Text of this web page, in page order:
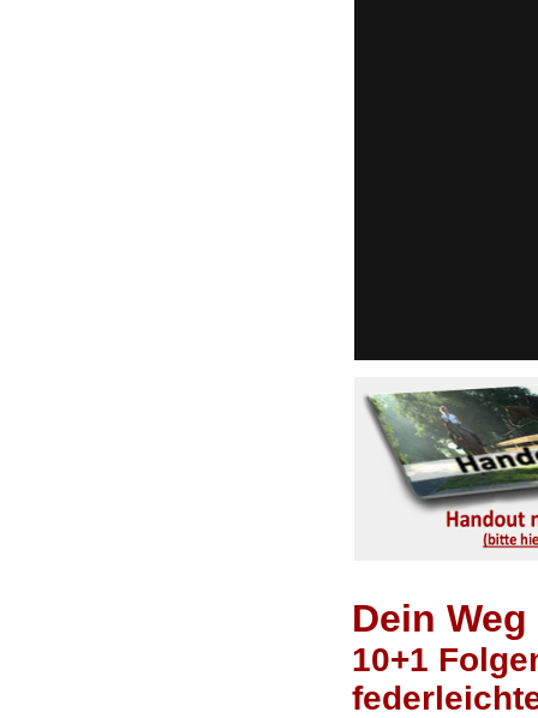
Dein
10+1